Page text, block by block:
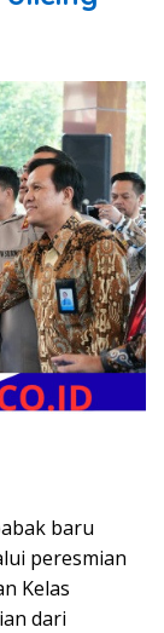
baru
peresmian
Kelas
dari